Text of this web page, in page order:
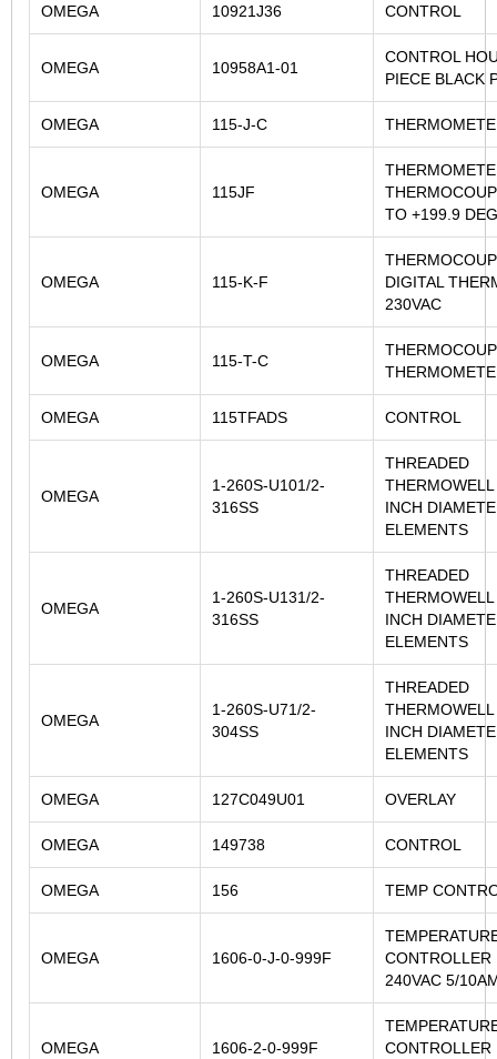
OMEGA 10921J36 CONTROL
OMEGA 10958A1-01
CONTROL
PIECE BLACK
OMEGA 115-J-C
OMEGA 115JF
TO +199.9
OMEGA 115-K-F
DIGITAL
230VAC
OMEGA 115-T-C
OMEGA 115TFADS CONTROL
OMEGA
1-260S-U101/2-
316SS
THREADED
INCH
ELEMENTS
OMEGA
1-260S-U131/2-
316SS
THREADED
INCH
ELEMENTS
OMEGA
1-260S-U71/2-
304SS
THREADED
INCH
ELEMENTS
OMEGA 127C049U01 OVERLAY
OMEGA 149738 CONTROL
OMEGA 156 TEMP
OMEGA 1606-0-J-0-999F
CONTROLLER
240VAC 5/
OMEGA 1606-2-0-999F
CONTROLLER